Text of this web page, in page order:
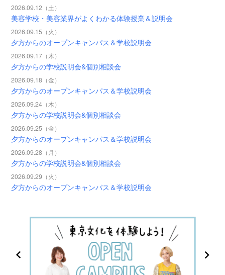
2026.09.12（土）
美容学校・美容業界がよくわかる体験授業＆説明会
2026.09.15（火）
夕方からのオープンキャンパス＆学校説明会
2026.09.17（木）
夕方からの学校説明会&個別相談会
2026.09.18（金）
夕方からのオープンキャンパス＆学校説明会
2026.09.24（木）
夕方からの学校説明会&個別相談会
2026.09.25（金）
夕方からのオープンキャンパス＆学校説明会
2026.09.28（月）
夕方からの学校説明会&個別相談会
2026.09.29（火）
夕方からのオープンキャンパス＆学校説明会